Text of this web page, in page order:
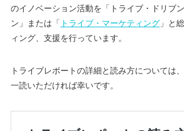
のイノベーション活動を「トライブ・ドリブ
ン」または「
トライブ・マーケティング」と
ィング、支援を行っています。
トライブレポートの詳細と読み方については
一読いただければ幸いです。